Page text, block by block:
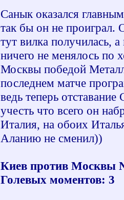
Санык оказался
так бы он не проиграл.
тут вилка получилась,
ничего не менялось по
Москвы победой
последнем матче
ведь теперь
учесть что всего он
Италия, на обоих
Аланию не сменил))
Киев против Москвы
Голевых моментов: 3